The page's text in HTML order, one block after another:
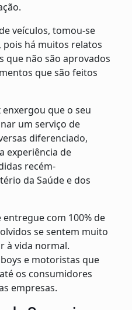
veículos, tomou-se
há muitos relatos
que não são aprovados
que são feitos
que o seu
um serviço de
diferenciado,
experiência de
recém-
da Saúde e dos
com 100% de
se sentem muito
à vida normal.
e motoristas que
os consumidores
empresas.